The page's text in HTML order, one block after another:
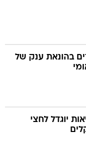
בהונאת ענק של
יוגדל לחצי